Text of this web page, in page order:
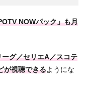
NOWパック」も月
ーグ／セリエA／スコテ
が視聴できるようにな